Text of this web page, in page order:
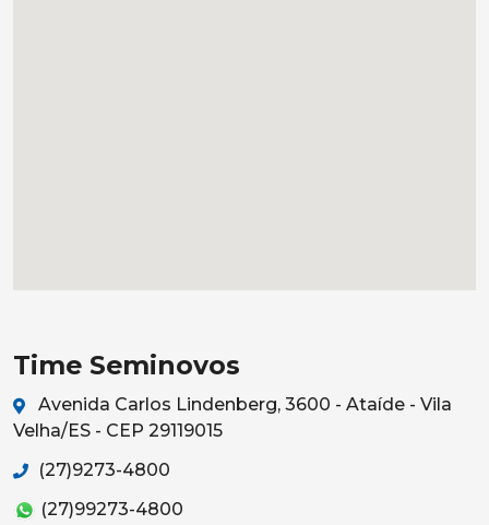
Time Seminovos
Avenida Carlos Lindenberg, 3600 - Ataíde - Vila
Velha/ES - CEP 29119015
(27)9273-4800
(27)99273-4800